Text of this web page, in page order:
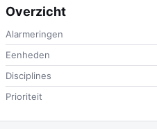
Overzicht
Alarmeringen
Eenheden
Disciplines
Prioriteit